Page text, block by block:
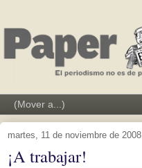
martes, 11 de noviembre de 2008
¡A trabajar!